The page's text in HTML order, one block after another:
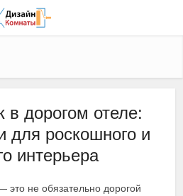
в дорогом отеле:
для роскошного и
интерьера
это не обязательно дорогой